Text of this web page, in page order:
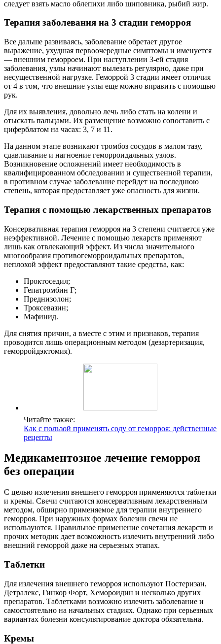
следует взять масло облепихи либо шиповника, рыбий жир.
Терапия заболевания на 3 стадии геморроя
Все дальше развиваясь, заболевание обретает другое
выражение, ухудшая первоочередные симптомы и именуется
— внешним геморроем. При наступлении 3-ей стадия
заболевания, узлы начинают вылезать регулярно, даже при
несущественной нагрузке. Геморрой 3 стадии имеет отличия
от 4 в том, что внешние узлы еще можно вправить с помощью
рук.
Для их выявления, довольно лечь либо стать на колени и
отыскать пальцами. Их размещение возможно сопоставить с
циферблатом на часах: 3, 7 и 11.
На данном этапе возникают тромбоз сосудов в малом тазу,
сдавливание и нагноение геморроидальных узлов.
Возникновение осложнений имеет необходимость в
квалифицированном обследовании и существенной терапии,
в противном случае заболевание перейдет на последнюю
степень, которая предоставляет уже опасность для жизни.
Терапия с помощью лекарственных препаратов
Консервативная терапия геморроя на 3 степени считается уже
неэффективной. Лечение с помощью лекарств применяют
лишь как отвлекающий эффект. Из числа значительного
многообразия противогеморроидальных препаратов,
неплохой эффект предоставляют такие средства, как:
Проктоседил;
Гепатромбин Г;
Преднизолон;
Троксевазин;
Мафинид.
Для снятия причин, а вместе с этим и признаков, терапия
проводится лишь операционным методом (дезартеризация,
геморройдэктомия).
Читайте также:
Как с пользой применять соду от геморроя: действенные
рецепты
Медикаментозное лечение геморроя
без операции
С целью излечения внешнего геморроя применяются таблетки
и кремы. Свечи считаются консервативным лекарственным
методом, обширно применяемое для терапии внутреннего
геморроя. При наружных формах болезни свечи не
используются. Правильное применение сочетания лекарств и
прочих методик дает возможность излечить внутренний либо
внешний геморрой даже на серьезных этапах.
Таблетки
Для излечения внешнего геморроя используют Постеризан,
Детралекс, Гинкор Форт, Хемороидин и несколько других
препаратов. Таблетками возможно излечить заболевание и
самостоятельно на начальных стадиях. Однако при серьезных
вариантах болезни консультирование доктора обязательна.
Кремы